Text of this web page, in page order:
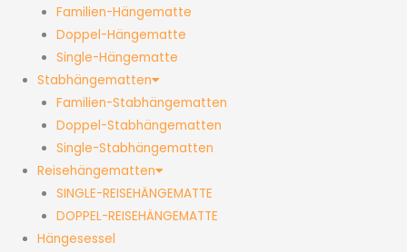
Familien-Hängematte
Doppel-Hängematte
Single-Hängematte
Stabhängematten
Familien-Stabhängematten
Doppel-Stabhängematten
Single-Stabhängematten
Reisehängematten
SINGLE-REISEHÄNGEMATTE
DOPPEL-REISEHÄNGEMATTE
Hängesessel